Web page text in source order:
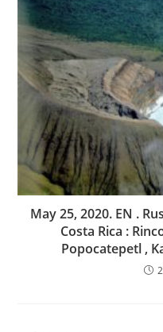
May 25, 2020. EN .
Costa Rica :
Popocatepetl ,